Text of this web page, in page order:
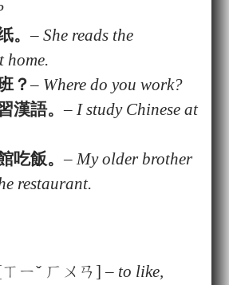
。– She reads the
home.
？– Where do you work?
漢語。– I study Chinese at
吃飯。– My older brother
restaurant.
ㄧˇ ㄏㄨㄢ] – to like,